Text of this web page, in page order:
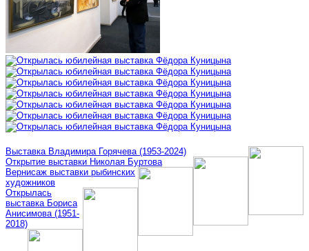
Выставка Владимира Горячева (1953-2024)
Открытие выставки Николая Буртова
Вернисаж выставки рыбинских
художников
Открылась
выставка Бориса
Анисимова (1951-
2018)